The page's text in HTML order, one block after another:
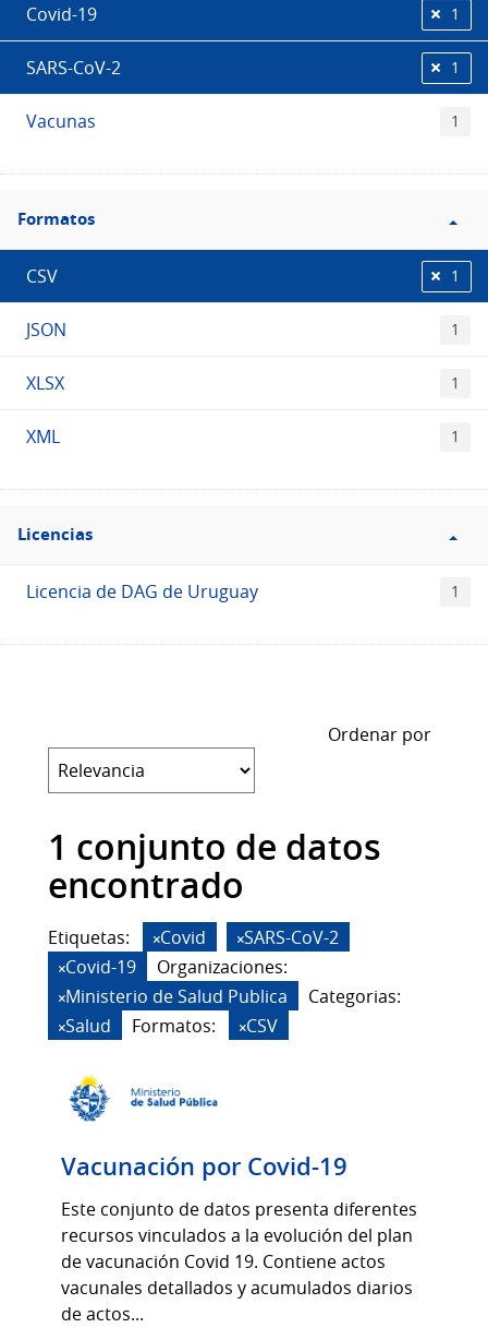
Covid-19 1
SARS-CoV-2 1
Vacunas 1
Filtro
Formatos
Formatos
CSV 1
JSON 1
XLSX 1
XML 1
Filtro
Licencias
Licencias
Licencia de DAG de Uruguay 1
Ordenar por
1 conjunto de datos
encontrado
Etiquetas: Covid
SARS-CoV-2
Covid-19
Organizaciones:
Ministerio de Salud Publica
Categorias:
Salud
Formatos: CSV
Vacunación por Covid-19
Este conjunto de datos presenta diferentes
recursos vinculados a la evolución del plan
de vacunación Covid 19. Contiene actos
vacunales detallados y acumulados diarios
de actos...